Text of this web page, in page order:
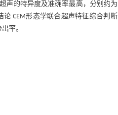
声的特异度及准确率最高，分别约为
论 CEM形态学联合超声特征综合判断
率。